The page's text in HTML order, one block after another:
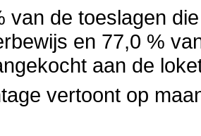
van de toeslagen
en 77,0 %
aan de
vertoont op